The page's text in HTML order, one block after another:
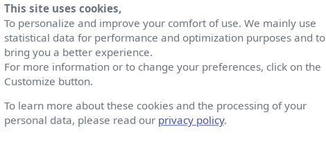
comprend un podcast, des articles
En un seul endroit, vous avez accès à une mine
rester à jour sur les dernières tendances
pour une veille efficace
This site uses cookies,
To personalize and improve your comfort of use. We mainly use
statistical data for performance and optimization purposes and to
bring you a better experience.
For more information or to change your preferences, click on the
Customize button.
To learn more about these cookies and the processing of your
personal data, please read our privacy policy.